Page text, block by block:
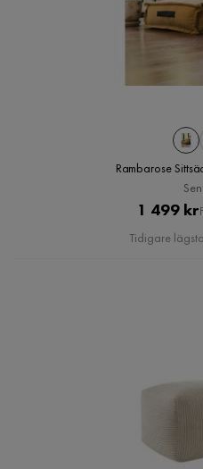
Rambarose
1 499 kr
Tidigare